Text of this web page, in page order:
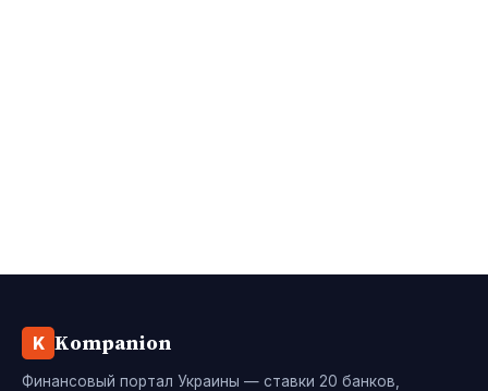
K Kompanion
Финансовый портал Украины — ставки 20 банков,